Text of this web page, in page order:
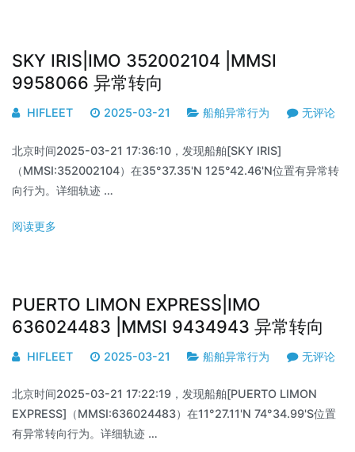
SKY IRIS|IMO 352002104 |MMSI
9958066 异常转向
HIFLEET 2025-03-21 船舶异常行为 无评论
北京时间2025-03-21 17:36:10，发现船舶[SKY IRIS]
（MMSI:352002104）在35°37.35'N 125°42.46'N位置有异常转
向行为。详细轨迹 …
阅读更多
PUERTO LIMON EXPRESS|IMO
636024483 |MMSI 9434943 异常转向
HIFLEET 2025-03-21 船舶异常行为 无评论
北京时间2025-03-21 17:22:19，发现船舶[PUERTO LIMON
EXPRESS]（MMSI:636024483）在11°27.11'N 74°34.99'S位置
有异常转向行为。详细轨迹 …